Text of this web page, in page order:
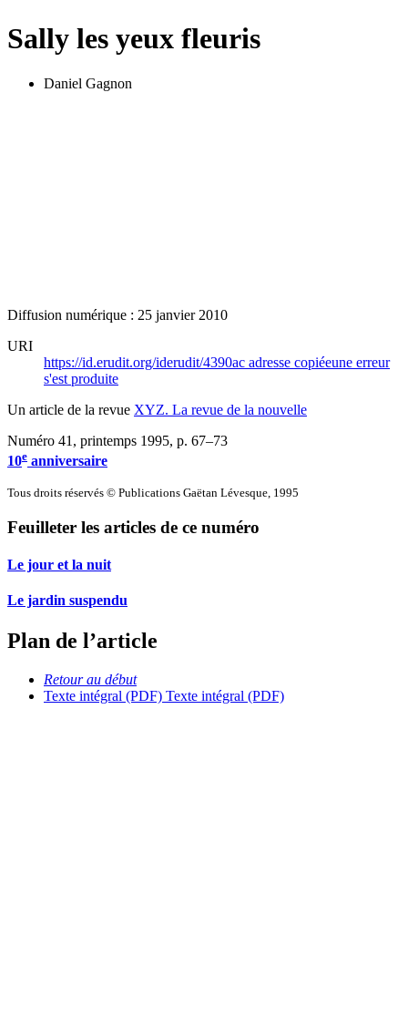
Sally les yeux fleuris
Daniel Gagnon
Diffusion numérique : 25 janvier 2010
URI
https://id.erudit.org/iderudit/4390ac adresse copiéeune erreur
s'est produite
Un article de la revue XYZ. La revue de la nouvelle
Numéro 41, printemps 1995, p. 67–73
10e anniversaire
Tous droits réservés © Publications Gaëtan Lévesque, 1995
Feuilleter les articles de ce numéro
Le jour et la nuit
Le jardin suspendu
Plan de l’article
Retour au début
Texte intégral (PDF) Texte intégral (PDF)